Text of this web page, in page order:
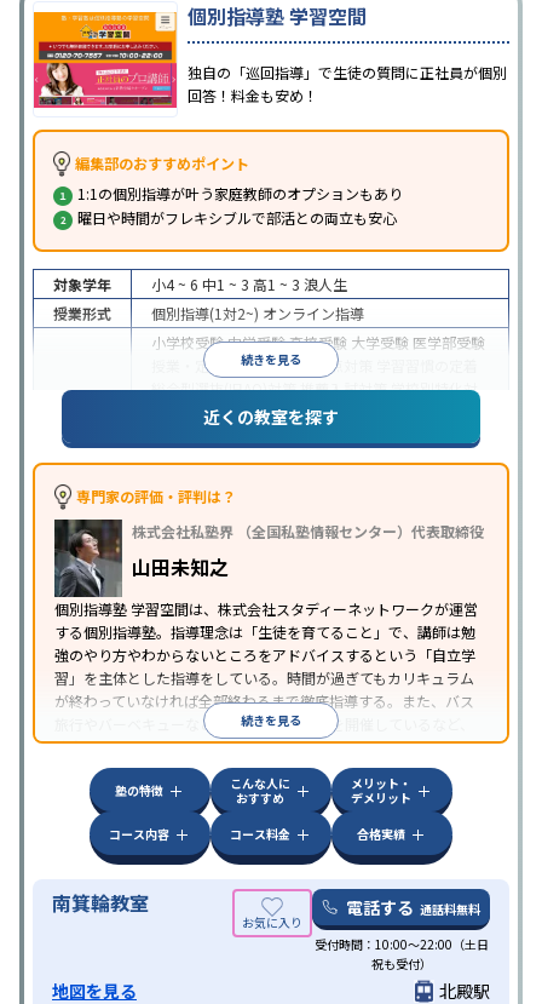
個別指導塾 学習空間
独自の「巡回指導」で生徒の質問に正社員が個別
回答！料金も安め！
編集部のおすすめポイント
1:1の個別指導が叶う家庭教師のオプションもあり
曜日や時間がフレキシブルで部活との両立も安心
続きを見る
対象学年 小4 ~ 6 中1 ~ 3 高1 ~ 3 浪人生
授業形式
個別指導(1対2~) オンライン指導
小学校受験中学受験高校受験 大学受験 医学部受験
授業・定期テスト対策
内申点対策
総合型選抜(旧AO)対策推薦入試対策学校別特化対
国公立大対策私大対策 共通テスト対策
特徴
中高一貫校生に対応
可能 不登校生に対応
オンライン対応季節講習のみの受講可 発達障害の
子どもに対応
近くの教室を探す
専門家の評価・評判は？
株式会社私塾界 （全国私塾情報センター）代表取締役
山田未知之
個別指導塾 学習空間は、株式会社スタディーネットワークが運営
する個別指導塾。指導理念は「生徒を育てること」で、講師は勉
強のやり方やわからないところをアドバイスするという「自立学
習」を主体とした指導をしている。時間が過ぎてもカリキュラム
が終わっていなければ全部終わるまで徹底指導する。また、バス
旅行やバーベキューなどの「校外学習会」を開催しているなど、
独自の取り組みを行っている。
続きを見る
塾の特徴
こんな人に
おすすめ
メリット・
デメリット
コース内容
コース料金 合格実績
南箕輪教室 電話する 通話料無料
受付時間：10:00〜22:00（土日
祝も受付）
地図を見る
北殿駅